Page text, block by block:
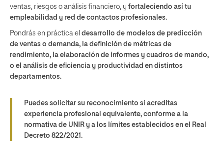
ventas, riesgos o análisis financiero, y fortaleciendo así tu
empleabilidad y red de contactos profesionales.
Pondrás en práctica el desarrollo de modelos de predicción
de ventas o demanda, la definición de métricas de
rendimiento, la elaboración de informes y cuadros de mando,
o el análisis de eficiencia y productividad en distintos
departamentos.
Puedes solicitar su reconocimiento si acreditas
experiencia profesional equivalente, conforme a la
normativa de UNIR y a los límites establecidos en el Real
Decreto 822/2021.